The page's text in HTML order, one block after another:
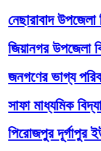
উপজেলা
উপজেলা
ভাগ্য
মাধ্যমিক বিদ্যালয়ে
দূর্গাপুর